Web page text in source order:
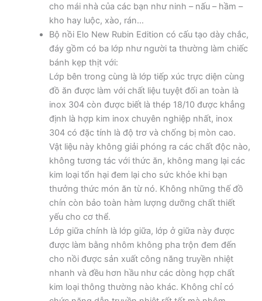
cho mái nhà của các bạn như ninh – nấu – hầm –
kho hay luộc, xào, rán…
Bộ nồi Elo New Rubin Edition có cấu tạo dày chắc,
đáy gồm có ba lớp như người ta thường làm chiếc
bánh kẹp thịt với:
Lớp bên trong cùng là lớp tiếp xúc trực diện cùng
đồ ăn được làm với chất liệu tuyệt đối an toàn là
inox 304 còn được biết là thép 18/10 được khẳng
định là hợp kim inox chuyên nghiệp nhất, inox
304 có đặc tính là độ trơ và chống bị mòn cao.
Vật liệu này không giải phóng ra các chất độc nào,
không tương tác với thức ăn, không mang lại các
kim loại tổn hại đem lại cho sức khỏe khi bạn
thưởng thức món ăn từ nó. Không những thế đồ
chín còn bảo toàn hàm lượng dưỡng chất thiết
yếu cho cơ thể.
Lớp giữa chính là lớp giữa, lớp ở giữa này được
được làm bằng nhôm không pha trộn đem đến
cho nồi được sản xuất công năng truyền nhiệt
nhanh và đều hơn hầu như các dòng hợp chất
kim loại thông thường nào khác. Không chỉ có